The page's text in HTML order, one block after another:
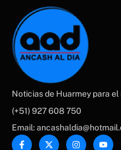
Noticias de Huarmey para el
(+51) 927 608 750
Email: